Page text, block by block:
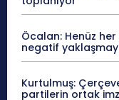
Öcalan: Henüz
negatif
Kurtulmuş:
partilerin ortak